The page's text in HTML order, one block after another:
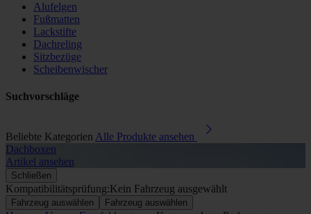
Alufelgen
Fußmatten
Lackstifte
Dachreling
Sitzbezüge
Scheibenwischer
Suchvorschläge
Beliebte Kategorien Alle Produkte ansehen
Dachboxen
Artikel ansehen
Schließen
Kompatibilitätsprüfung:Kein Fahrzeug ausgewählt
Fahrzeug auswählen Fahrzeug auswählen